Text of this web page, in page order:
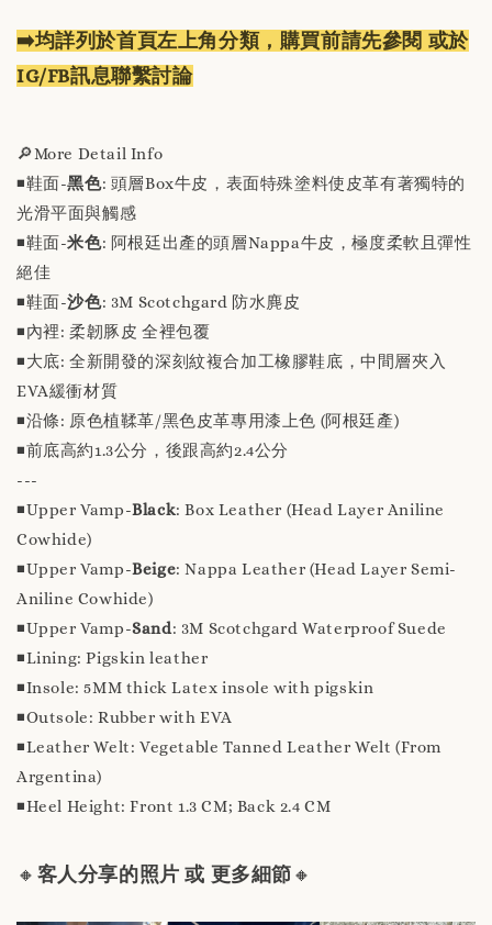
➡️均詳列於首頁左上角分類，購買前請先參閱 或於
IG/FB訊息聯繫討論
🔎More Detail Info
◾️鞋面-黑色: 頭層Box牛皮，表面特殊塗料使皮革有著獨特的
光滑平面與觸感
◾️鞋面-米色: 阿根廷出產的頭層Nappa牛皮，極度柔軟且彈性
絕佳
◾️鞋面-沙色: 3M Scotchgard 防水麂皮
◾️內裡: 柔韌豚皮 全裡包覆
◾️大底: 全新開發的深刻紋複合加工橡膠鞋底，中間層夾入
EVA緩衝材質
◾️沿條: 原色植鞣革/黑色皮革專用漆上色 (阿根廷產)
◾️前底高約1.3公分，後跟高約2.4公分
---
◾️Upper Vamp-Black: Box Leather (Head Layer Aniline
Cowhide)
◾️Upper Vamp-Beige: Nappa Leather (Head Layer Semi-
Aniline Cowhide)
◾️Upper Vamp-Sand: 3M Scotchgard Waterproof Suede
◾️Lining: Pigskin leather
◾️Insole: 5MM thick Latex insole with pigskin
◾️Outsole: Rubber with EVA
◾️Leather Welt: Vegetable Tanned Leather Welt (From
Argentina)
◾️Heel Height: Front 1.3 CM; Back 2.4 CM
🔸 客人分享的照片 或 更多細節 🔸